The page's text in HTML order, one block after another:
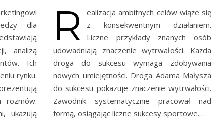
dla
analizą
Ich
rynku.
rozmów.
ukazują
R
ealizacja ambitnych celów wiąże się
z konsekwentnym działaniem.
Liczne przykłady znanych osób
udowadniają znaczenie wytrwałości. Każda
droga do sukcesu wymaga zdobywania
nowych umiejętności. Droga Adama Małysza
do sukcesu pokazuje znaczenie wytrwałości.
Zawodnik systematycznie pracował nad
formą, osiągając liczne sukcesy sportowe.…